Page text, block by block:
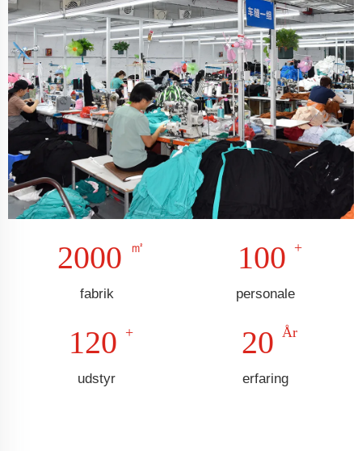
2000
fabrik
100
personale
120
udstyr
20
erfaring